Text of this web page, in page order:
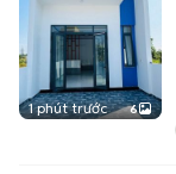
1 phút trước 6